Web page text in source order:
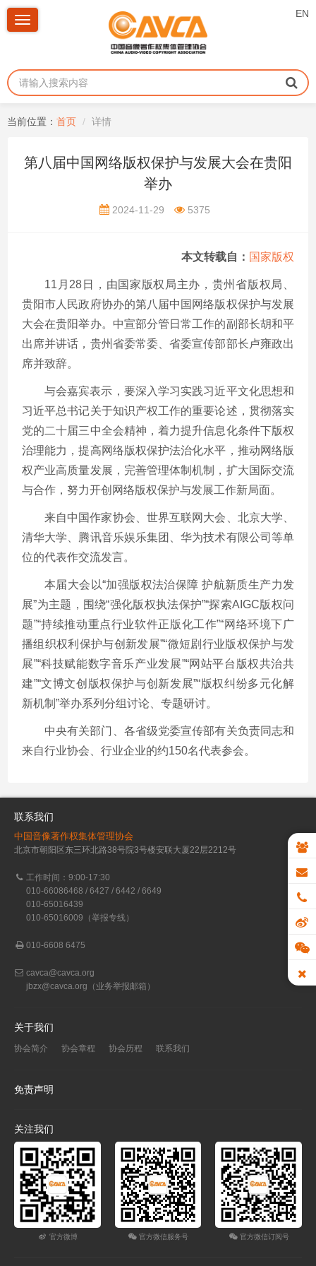
EN
Toggle
当前位置： 首页 详情
第八届中国网络版权保护与发展大会在贵阳
举办
2024-11-29 5375
本文转载自： 国家版权
11月28日，由国家版权局主办，贵州省版权局、
贵阳市人民政府协办的第八届中国网络版权保护与发展
大会在贵阳举办。中宣部分管日常工作的副部长胡和平
出席并讲话，贵州省委常委、省委宣传部部长卢雍政出
席并致辞。
与会嘉宾表示，要深入学习实践习近平文化思想和
习近平总书记关于知识产权工作的重要论述，贯彻落实
党的二十届三中全会精神，着力提升信息化条件下版权
治理能力，提高网络版权保护法治化水平，推动网络版
权产业高质量发展，完善管理体制机制，扩大国际交流
与合作，努力开创网络版权保护与发展工作新局面。
来自中国作家协会、世界互联网大会、北京大学、
清华大学、腾讯音乐娱乐集团、华为技术有限公司等单
位的代表作交流发言。
本届大会以“加强版权法治保障 护航新质生产力发
展”为主题，围绕“强化版权执法保护”“探索AIGC版权问
题”“持续推动重点行业软件正版化工作”“网络环境下广
播组织权利保护与创新发展”“微短剧行业版权保护与发
展”“科技赋能数字音乐产业发展”“网站平台版权共治共
建”“文博文创版权保护与创新发展”“版权纠纷多元化解
新机制”举办系列分组讨论、专题研讨。
中央有关部门、各省级党委宣传部有关负责同志和
来自行业协会、行业企业的约150名代表参会。
联系我们
中国音像著作权集体管理协会
北京市朝阳区东三环北路38号院3号楼安联大厦22层2212号
工作时间：9:00-17:30
010-66086468 / 6427 / 6442 / 6649
010-65016439
010-65016009（举报专线）
010-6608 6475
cavca@cavca.org
jbzx@cavca.org （业务举报邮箱）
关于我们
协会简介 协会章程 协会历程 联系我们
免责声明
关注我们
官方微博 官方微信服务号 官方微信订阅号